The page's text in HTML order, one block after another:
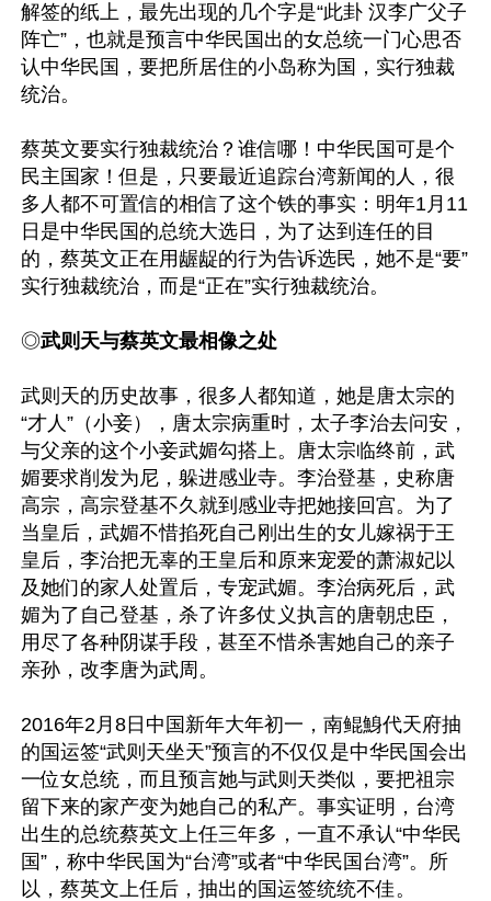
解签的纸上，最先出现的几个字是“此卦 汉李广父子
阵亡”，也就是预言中华民国出的女总统一门心思否
认中华民国，要把所居住的小岛称为国，实行独裁
统治。
蔡英文要实行独裁统治？谁信哪！中华民国可是个
民主国家！但是，只要最近追踪台湾新闻的人，很
多人都不可置信的相信了这个铁的事实：明年1月11
日是中华民国的总统大选日，为了达到连任的目
的，蔡英文正在用龌龊的行为告诉选民，她不是“要”
实行独裁统治，而是“正在”实行独裁统治。
◎武则天与蔡英文最相像之处
武则天的历史故事，很多人都知道，她是唐太宗的
“才人”（小妾），唐太宗病重时，太子李治去问安，
与父亲的这个小妾武媚勾搭上。唐太宗临终前，武
媚要求削发为尼，躲进感业寺。李治登基，史称唐
高宗，高宗登基不久就到感业寺把她接回宫。为了
当皇后，武媚不惜掐死自己刚出生的女儿嫁祸于王
皇后，李治把无辜的王皇后和原来宠爱的萧淑妃以
及她们的家人处置后，专宠武媚。李治病死后，武
媚为了自己登基，杀了许多仗义执言的唐朝忠臣，
用尽了各种阴谋手段，甚至不惜杀害她自己的亲子
亲孙，改李唐为武周。
2016年2月8日中国新年大年初一，南鲲鯓代天府抽
的国运签“武则天坐天”预言的不仅仅是中华民国会出
一位女总统，而且预言她与武则天类似，要把祖宗
留下来的家产变为她自己的私产。事实证明，台湾
出生的总统蔡英文上任三年多，一直不承认“中华民
国”，称中华民国为“台湾”或者“中华民国台湾”。所
以，蔡英文上任后，抽出的国运签统统不佳。